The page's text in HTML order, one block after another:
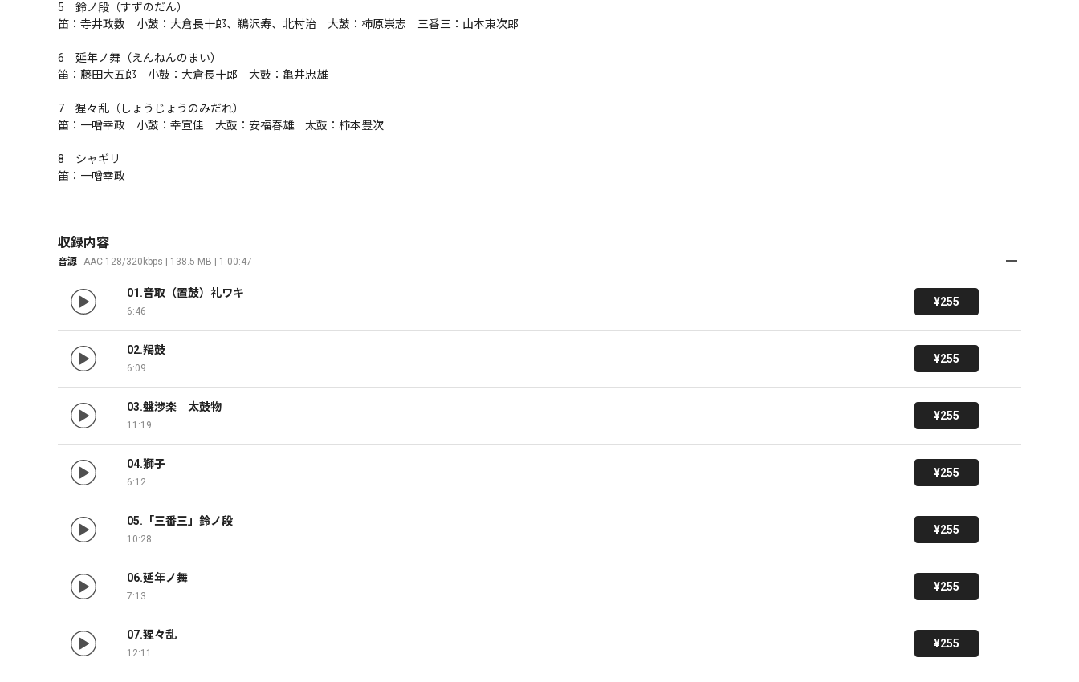
5　鈴ノ段（すずのだん）
笛：寺井政数　小鼓：大倉長十郎、鵜沢寿、北村治　大鼓：柿原崇志　三番三：山本東次郎
6　延年ノ舞（えんねんのまい）
笛：藤田大五郎　小鼓：大倉長十郎　大鼓：亀井忠雄
7　猩々乱（しょうじょうのみだれ）
笛：一噌幸政　小鼓：幸宣佳　大鼓：安福春雄　太鼓：柿本豊次
8　シャギリ
笛：一噌幸政
収録内容
音源 AAC 128/320kbps | 138.5 MB | 1:00:47
01.音取（置鼓）礼ワキ
6:46
¥255
02.羯鼓
6:09
¥255
03.盤渉楽　太鼓物
11:19
¥255
04.獅子
6:12
¥255
05.「三番三」鈴ノ段
10:28
¥255
06.延年ノ舞
7:13
¥255
07.猩々乱
12:11
¥255